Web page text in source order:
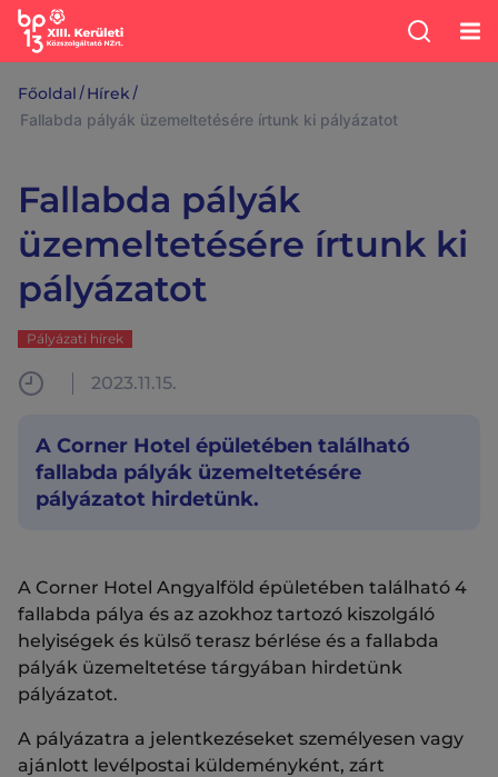
Főoldal /Hírek /
Fallabda pályák üzemeltetésére írtunk ki pályázatot
Fallabda pályák
üzemeltetésére írtunk ki
pályázatot
Pályázati hírek
2023.11.15.
A Corner Hotel épületében található
fallabda pályák üzemeltetésére
pályázatot hirdetünk.
A Corner Hotel Angyalföld épületében található 4
fallabda pálya és az azokhoz tartozó kiszolgáló
helyiségek és külső terasz bérlése és a fallabda
pályák üzemeltetése tárgyában hirdetünk
pályázatot.
A pályázatra a jelentkezéseket személyesen vagy
ajánlott levélpostai küldeményként, zárt